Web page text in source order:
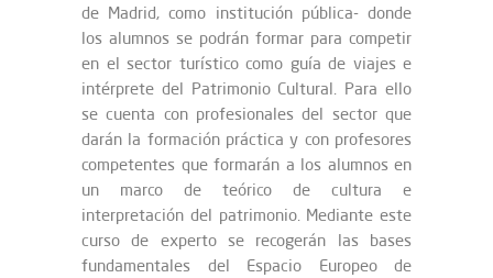
de Madrid, como institución pública- donde
los alumnos se podrán formar para competir
en el sector turístico como guía de viajes e
intérprete del Patrimonio Cultural. Para ello
se cuenta con profesionales del sector que
darán la formación práctica y con profesores
competentes que formarán a los alumnos en
un marco de teórico de cultura e
interpretación del patrimonio. Mediante este
curso de experto se recogerán las bases
fundamentales del Espacio Europeo de